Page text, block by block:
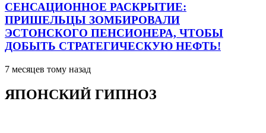
СЕНСАЦИОННОЕ РАСКРЫТИЕ:
ПРИШЕЛЬЦЫ ЗОМБИРОВАЛИ
ЭСТОНСКОГО ПЕНСИОНЕРА, ЧТОБЫ
ДОБЫТЬ СТРАТЕГИЧЕСКУЮ НЕФТЬ!
7 месяцев тому назад
ЯПОНСКИЙ ГИПНОЗ